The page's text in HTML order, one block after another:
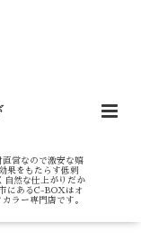
直営なので激安な嬉
果をもたらす低刺
然な仕上がりだか
にあるC-BOXはオ
ラー専門店です。